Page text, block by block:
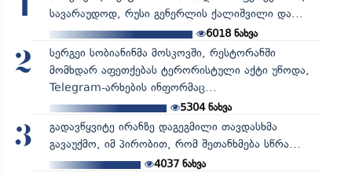
1
სავარაუდოდ, რუსი გენერლის ქალიშვილი და...
6018 ნახვა
2
სერგეი სობიანინმა მოსკოვში, რესტორანში
მომხდარ აფეთქებას ტერორისტული აქტი უწოდა,
Telegram-არხების ინფორმაც...
5304ნახვა
3
გადავწყვიტე ირანზე დაგეგმილი თავდასხმა
გავაუქმო, იმ პირობით, რომ შეთანხმება სწრა...
4037ნახვა